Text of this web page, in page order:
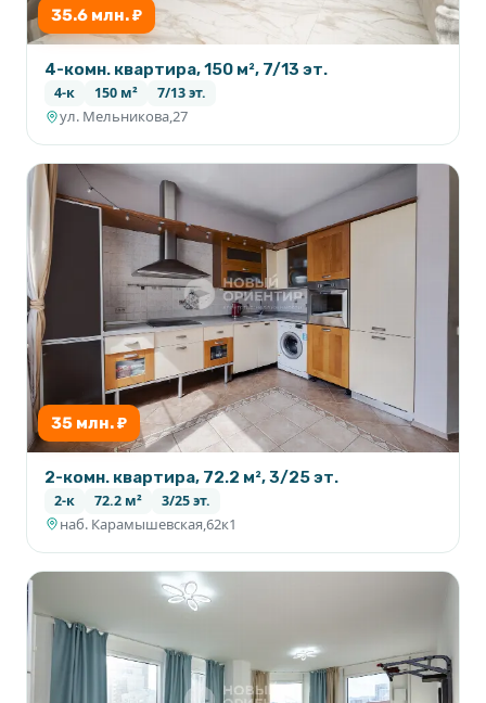
Звоните или пишите для организации показа.
35.6 млн. ₽
4-комн. квартира, 150 м², 7/13 эт.
4-к 150 м² 7/13 эт.
ул. Мельникова,27
35 млн. ₽
2-комн. квартира, 72.2 м², 3/25 эт.
2-к 72.2 м² 3/25 эт.
наб. Карамышевская,62к1